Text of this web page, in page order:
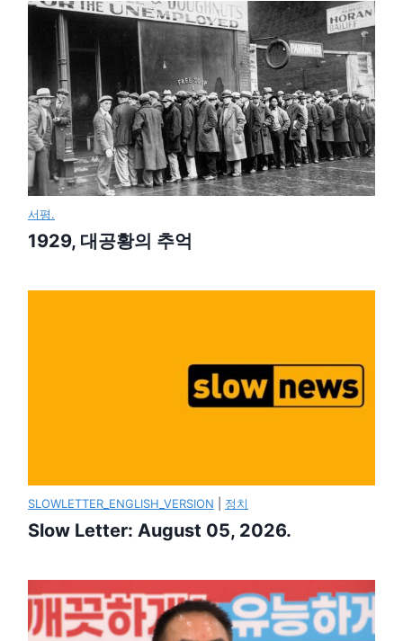
서평.
1929, 대공황의 추억
SLOWLETTER_ENGLISH_VERSION 정치
Slow Letter: August 05, 2026.